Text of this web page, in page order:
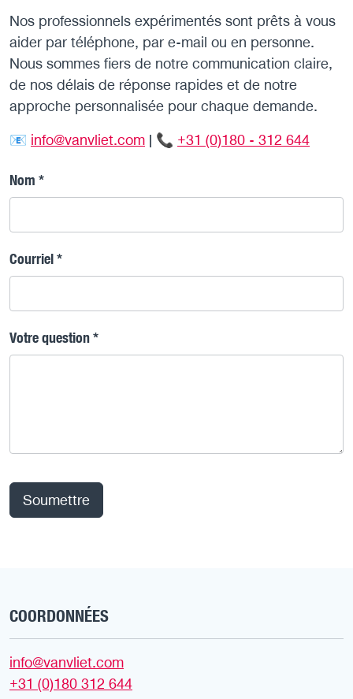
Nos professionnels expérimentés sont prêts à vous
aider par téléphone, par e-mail ou en personne.
Nous sommes fiers de notre communication claire,
de nos délais de réponse rapides et de notre
approche personnalisée pour chaque demande.
📧 info@vanvliet.com | 📞 +31 (0)180 - 312 644
Nom *
Courriel*
Votre question*
Soumettre
COORDONNÉES
info@vanvliet.com
+31 (0)180 312 644